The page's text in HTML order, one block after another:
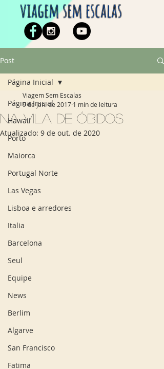
viagem sem escalas
Post
Página Inicial
Hawaii
Porto
Maiorca
Portugal Norte
Las Vegas
Lisboa e arredores
Italia
Barcelona
Seul
Equipe
News
Berlim
Algarve
San Francisco
Fatima
Página Inicial
Na vila de Óbidos
Viagem Sem Escalas
9 de jan. de 2017 1 min de leitura
Atualizado: 9 de out. de 2020